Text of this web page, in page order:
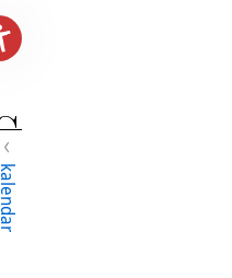
kalendar